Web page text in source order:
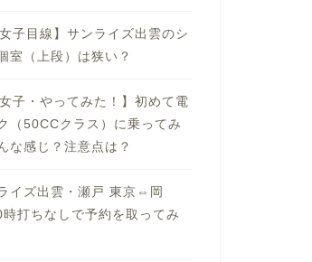
女子目線】サンライズ出雲のシ
室（上段）は狭い？
女子・やってみた！】初めて電
（50CCクラス）に乗ってみ
な感じ？注意点は？
イズ出雲・瀬戸 東京⇔岡
打ちなしで予約を取ってみ